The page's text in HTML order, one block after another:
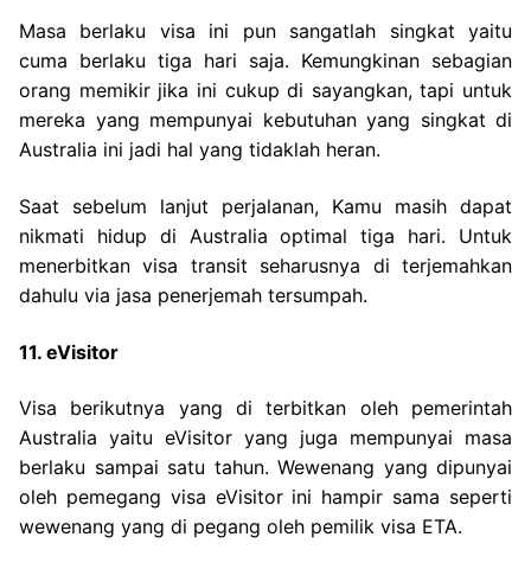
Masa berlaku visa ini pun sangatlah singkat yaitu
cuma berlaku tiga hari saja. Kemungkinan sebagian
orang memikir jika ini cukup di sayangkan, tapi untuk
mereka yang mempunyai kebutuhan yang singkat di
Australia ini jadi hal yang tidaklah heran.
Saat sebelum lanjut perjalanan, Kamu masih dapat
nikmati hidup di Australia optimal tiga hari. Untuk
menerbitkan visa transit seharusnya di terjemahkan
dahulu via jasa penerjemah tersumpah.
11. eVisitor
Visa berikutnya yang di terbitkan oleh pemerintah
Australia yaitu eVisitor yang juga mempunyai masa
berlaku sampai satu tahun. Wewenang yang dipunyai
oleh pemegang visa eVisitor ini hampir sama seperti
wewenang yang di pegang oleh pemilik visa ETA.